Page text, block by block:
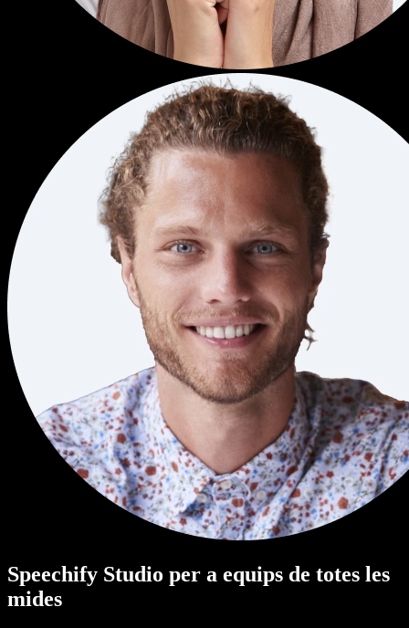
Speechify Studio per a equips de totes les
mides